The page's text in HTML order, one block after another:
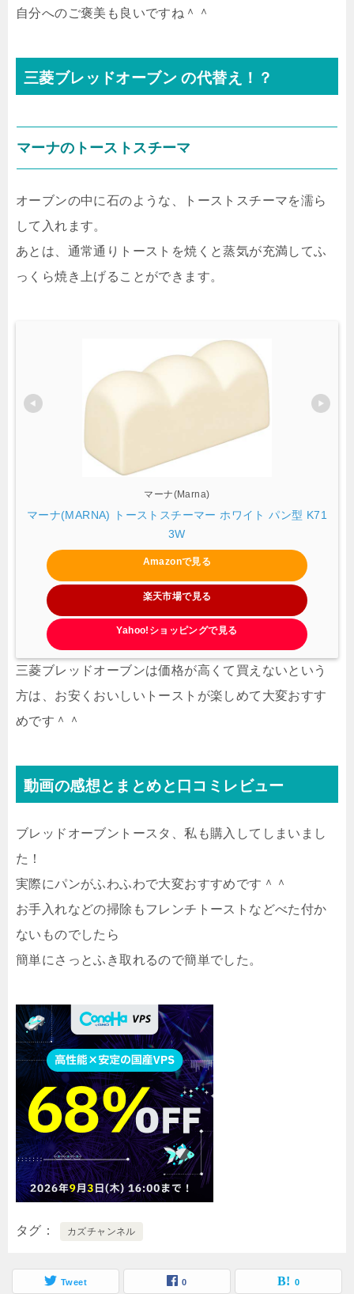
自分へのご褒美も良いですね＾＾
三菱ブレッドオーブン の代替え！？
マーナのトーストスチーマ
オーブンの中に石のような、トーストスチーマを濡ら
して入れます。
あとは、通常通りトーストを焼くと蒸気が充満してふ
っくら焼き上げることができます。
マーナ(Marna)
マーナ(MARNA) トーストスチーマー ホワイト パン型 K71
3W
Amazonで見る
楽天市場で見る
Yahoo!ショッピングで見る
三菱ブレッドオーブンは価格が高くて買えないという
方は、お安くおいしいトーストが楽しめて大変おすす
めです＾＾
動画の感想とまとめと口コミレビュー
ブレッドオーブントースタ、私も購入してしまいまし
た！
実際にパンがふわふわで大変おすすめです＾＾
お手入れなどの掃除もフレンチトーストなどべた付か
ないものでしたら
簡単にさっとふき取れるので簡単でした。
タグ カズチャンネル
Tweet 0 0